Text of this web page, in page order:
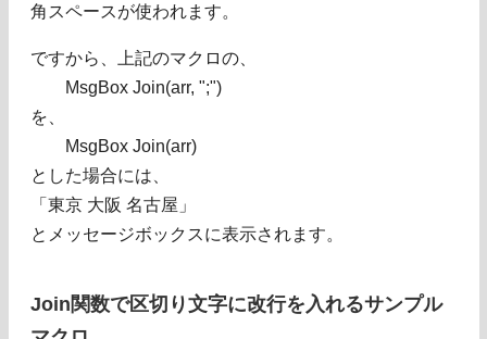
角スペースが使われます。
ですから、上記のマクロの、
MsgBox Join(arr, ";")
を、
MsgBox Join(arr)
とした場合には、
「東京 大阪 名古屋」
とメッセージボックスに表示されます。
Join関数で区切り文字に改行を入れるサンプル